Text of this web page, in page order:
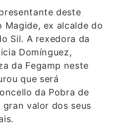
deste
Magide, ex alcalde do
Sil. A rexedora da
Domínguez,
da Fegamp neste
que será
da Pobra de
valor dos seus